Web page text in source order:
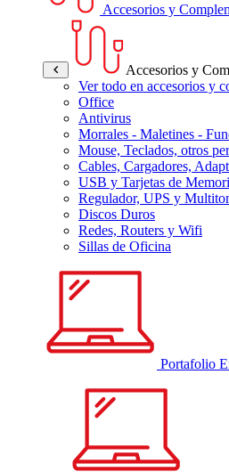
Accesorios y
Accesorios y
Ver todo en accesorios y
Office
Antivirus
Morrales - Maletines -
Mouse, Teclados, otros
Cables, Cargadores,
USB y Tarjetas de
Regulador, UPS y
Discos Duros
Redes, Routers y Wifi
Sillas de Oficina
Portafolio